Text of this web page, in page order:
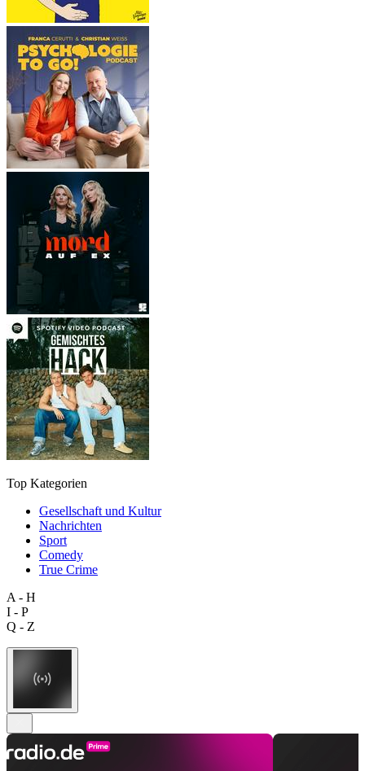
Top Kategorien
Gesellschaft und Kultur
Nachrichten
Sport
Comedy
True Crime
A - H
I - P
Q - Z